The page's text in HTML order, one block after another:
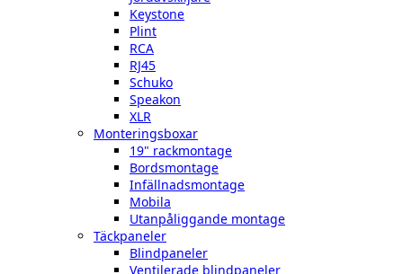
Keystone
Plint
RCA
RJ45
Schuko
Speakon
XLR
Monteringsboxar
19" rackmontage
Bordsmontage
Infällnadsmontage
Mobila
Utanpåliggande montage
Täckpaneler
Blindpaneler
Ventilerade blindpaneler